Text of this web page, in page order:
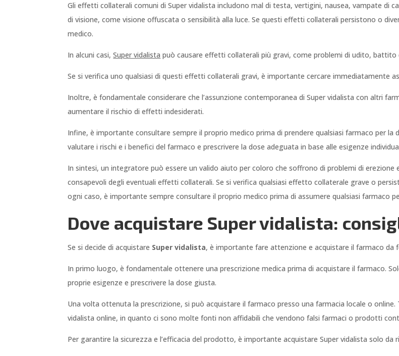
Gli effetti collaterali comuni di Super vidalista includono mal di testa, vertigini, nausea, vampate di
di visione, come visione offuscata o sensibilità alla luce. Se questi effetti collaterali persistono o
medico.
In alcuni casi,Super vidalista può causare effetti collaterali più gravi, come problemi di udito,
Se si verifica uno qualsiasi di questi effetti collaterali gravi, è importante cercare immediatamente
Inoltre, è fondamentale considerare che l’assunzione contemporanea di Super vidalista con altri
aumentare il rischio di effetti indesiderati.
Infine, è importante consultare sempre il proprio medico prima di prendere qualsiasi farmaco per la
valutare i rischi e i benefici del farmaco e prescrivere la dose adeguata in base alle esigenze
In sintesi, un integratore può essere un valido aiuto per coloro che soffrono di problemi di erezione
consapevoli degli eventuali effetti collaterali. Se si verifica qualsiasi effetto collaterale grave o
ogni caso, è importante sempre consultare il proprio medico prima di assumere qualsiasi farmaco
Dove acquistare Super vidalista:
Se si decide di acquistare Super vidalista, è importante fare attenzione e acquistare il farmaco da
In primo luogo, è fondamentale ottenere una prescrizione medica prima di acquistare il farmaco.
proprie esigenze e prescrivere la dose giusta.
Una volta ottenuta la prescrizione, si può acquistare il farmaco presso una farmacia locale o
vidalista online, in quanto ci sono molte fonti non affidabili che vendono falsi farmaci o prodotti
Per garantire la sicurezza e l’efficacia del prodotto, è importante acquistare Super vidalista solo